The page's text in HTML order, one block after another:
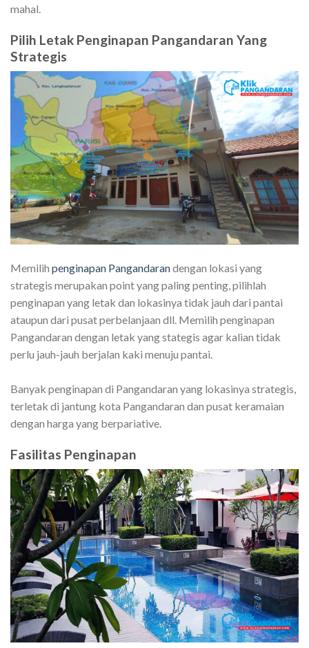
mahal.
Pilih Letak Penginapan Pangandaran Yang
Strategis
Memilih penginapan Pangandarandengan lokasi yang
strategis merupakan point yang paling penting, pilihlah
penginapan yang letak dan lokasinya tidak jauh dari pantai
ataupun dari pusat perbelanjaan dll. Memilih penginapan
Pangandaran dengan letak yang stategis agar kalian tidak
perlu jauh-jauh berjalan kaki menuju pantai.
Banyak penginapan di Pangandaran yang lokasinya strategis,
terletak di jantung kota Pangandaran dan pusat keramaian
dengan harga yang berpariative.
Fasilitas Penginapan